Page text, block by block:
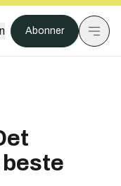
Abonner